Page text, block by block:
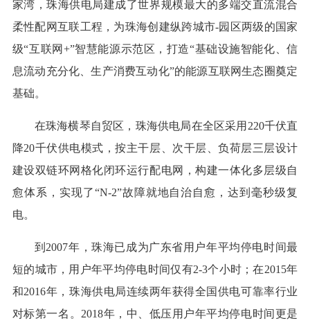
家湾，珠海供电局建成了世界规模最大的多端交直流混合
柔性配网互联工程，为珠海创建纵跨城市-园区两级的国家
级“互联网+”智慧能源示范区，打造“基础设施智能化、信
息流动充分化、生产消费互动化”的能源互联网生态圈奠定
基础。
在珠海横琴自贸区，珠海供电局在全区采用220千伏直
降20千伏供电模式，按主干层、次干层、负荷层三层设计
建设双链环网格化闭环运行配电网，构建一体化多层级自
愈体系，实现了“N-2”故障就地自治自愈，达到毫秒级复
电。
到2007年，珠海已成为广东省用户年平均停电时间最
短的城市，用户年平均停电时间仅有2-3个小时；在2015年
和2016年，珠海供电局连续两年获得全国供电可靠率行业
对标第一名。2018年，中、低压用户年平均停电时间更是